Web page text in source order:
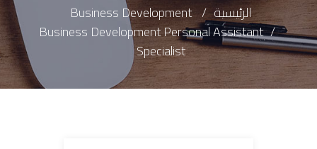
الرئيسية
Business Development
Business Development Personal Assistant
Specialist